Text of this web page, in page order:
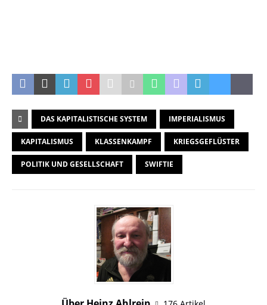
DAS KAPITALISTISCHE SYSTEM IMPERIALISMUS
KAPITALISMUS KLASSENKAMPF KRIEGSGEFLÜSTER
POLITIK UND GESELLSCHAFT SWIFTIE